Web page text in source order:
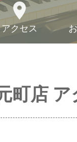
アクセス
町店